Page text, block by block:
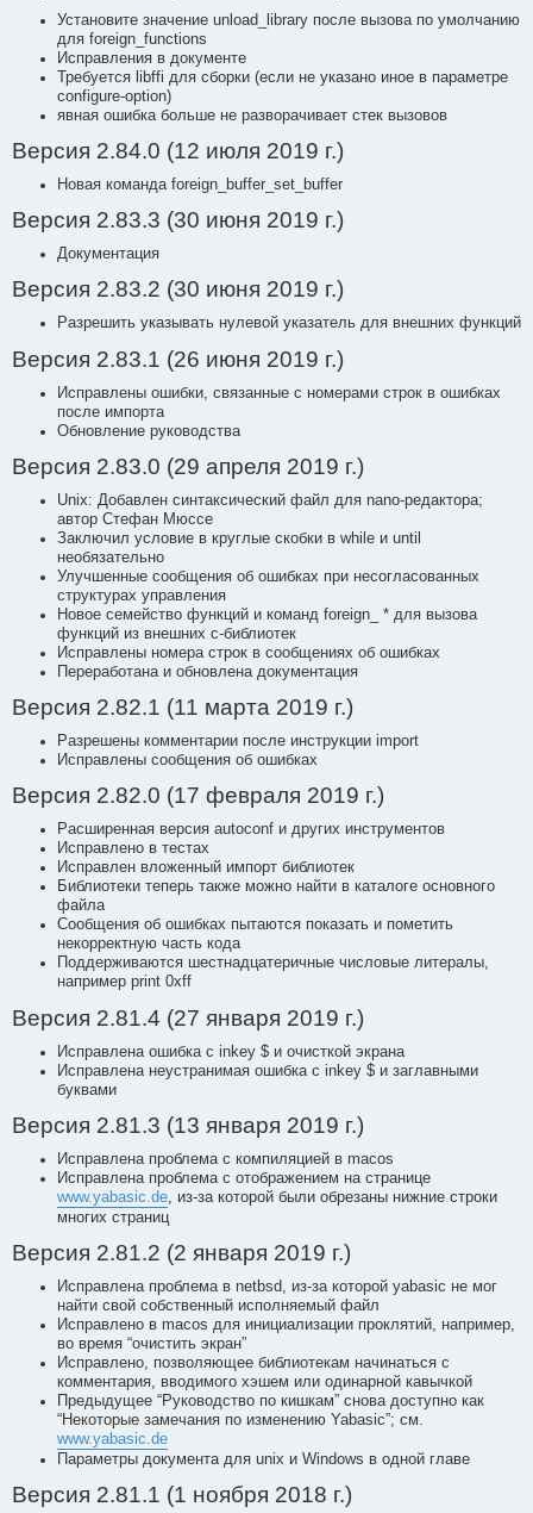
Установите значение unload_library после вызова по умолчанию
для foreign_functions
Исправления в документе
Требуется libffi для сборки (если не указано иное в параметре
configure-option)
явная ошибка больше не разворачивает стек вызовов
Версия 2.84.0 (12 июля 2019 г.)
Новая команда foreign_buffer_set_buffer
Версия 2.83.3 (30 июня 2019 г.)
Документация
Версия 2.83.2 (30 июня 2019 г.)
Разрешить указывать нулевой указатель для внешних функций
Версия 2.83.1 (26 июня 2019 г.)
Исправлены ошибки, связанные с номерами строк в ошибках
после импорта
Обновление руководства
Версия 2.83.0 (29 апреля 2019 г.)
Unix: Добавлен синтаксический файл для nano-редактора;
автор Стефан Мюссе
Заключил условие в круглые скобки в while и until
необязательно
Улучшенные сообщения об ошибках при несогласованных
структурах управления
Новое семейство функций и команд foreign_ * для вызова
функций из внешних c-библиотек
Исправлены номера строк в сообщениях об ошибках
Переработана и обновлена документация
Версия 2.82.1 (11 марта 2019 г.)
Разрешены комментарии после инструкции import
Исправлены сообщения об ошибках
Версия 2.82.0 (17 февраля 2019 г.)
Расширенная версия autoconf и других инструментов
Исправлено в тестах
Исправлен вложенный импорт библиотек
Библиотеки теперь также можно найти в каталоге основного
файла
Сообщения об ошибках пытаются показать и пометить
некорректную часть кода
Поддерживаются шестнадцатеричные числовые литералы,
например print 0xff
Версия 2.81.4 (27 января 2019 г.)
Исправлена ошибка с inkey $ и очисткой экрана
Исправлена неустранимая ошибка с inkey $ и заглавными
буквами
Версия 2.81.3 (13 января 2019 г.)
Исправлена проблема с компиляцией в macos
Исправлена проблема с отображением на странице
www.yabasic.de, из-за которой были обрезаны нижние строки
многих страниц
Версия 2.81.2 (2 января 2019 г.)
Исправлена проблема в netbsd, из-за которой yabasic не мог
найти свой собственный исполняемый файл
Исправлено в macos для инициализации проклятий, например,
во время “очистить экран”
Исправлено, позволяющее библиотекам начинаться с
комментария, вводимого хэшем или одинарной кавычкой
Предыдущее “Руководство по кишкам” снова доступно как
“Некоторые замечания по изменению Yabasic”; см.
www.yabasic.de
Параметры документа для unix и Windows в одной главе
Версия 2.81.1 (1 ноября 2018 г.)